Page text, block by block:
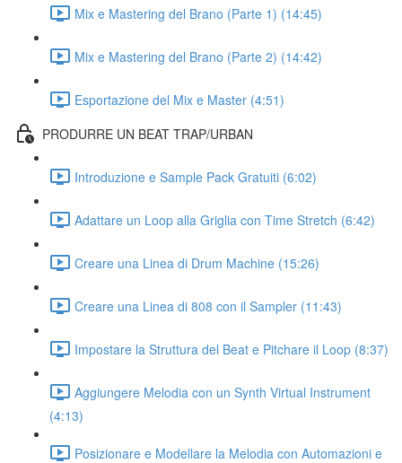
Mix e Mastering del Brano (Parte 1) (14:45)
Mix e Mastering del Brano (Parte 2) (14:42)
Esportazione del Mix e Master (4:51)
PRODURRE UN BEAT TRAP/URBAN
Introduzione e Sample Pack Gratuiti (6:02)
Adattare un Loop alla Griglia con Time Stretch (6:42)
Creare una Linea di Drum Machine (15:26)
Creare una Linea di 808 con il Sampler (11:43)
Impostare la Struttura del Beat e Pitchare il Loop (8:37)
Aggiungere Melodia con un Synth Virtual Instrument
(4:13)
Posizionare e Modellare la Melodia con Automazioni e